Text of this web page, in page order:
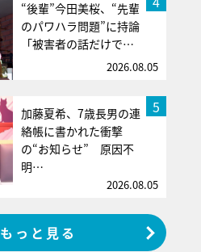
“後輩”今田美桜、“先輩
のパワハラ問題”に持論
「被害者の話だけで…
2026.08.05
5
加藤夏希、7歳長男の連
絡帳に書かれた衝撃
の“お知らせ” 原因不
明…
2026.08.05
もっと見る